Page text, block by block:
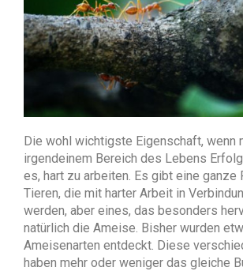
Die wohl wichtigste Eigenschaft, wenn
irgendeinem Bereich des Lebens
es, hart zu arbeiten. Es gibt eine ganze
Tieren, die mit harter Arbeit in
werden, aber eines, das besonders
natürlich die Ameise. Bisher wurden
Ameisenarten entdeckt. Diese
haben mehr oder weniger das gleiche